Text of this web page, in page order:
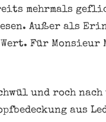
mehrmals
Außer als
Für
und roch
aus